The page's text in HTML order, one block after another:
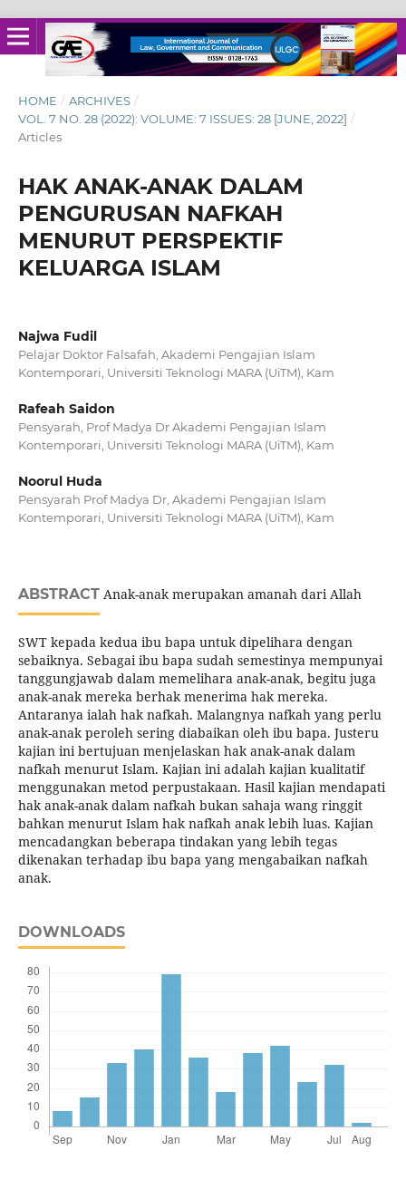
HOME / ARCHIVES /
VOL. 7 NO. 28 (2022): VOLUME: 7 ISSUES: 28 [JUNE, 2022] /
Articles
HAK ANAK-ANAK DALAM
PENGURUSAN NAFKAH
MENURUT PERSPEKTIF
KELUARGA ISLAM
Najwa Fudil
Pelajar Doktor Falsafah, Akademi Pengajian Islam
Kontemporari, Universiti Teknologi MARA (UiTM), Kam
Rafeah Saidon
Pensyarah, Prof Madya Dr Akademi Pengajian Islam
Kontemporari, Universiti Teknologi MARA (UiTM), Kam
Noorul Huda
Pensyarah Prof Madya Dr, Akademi Pengajian Islam
Kontemporari, Universiti Teknologi MARA (UiTM), Kam
ABSTRACTAnak-anak merupakan amanah dari Allah
SWT kepada kedua ibu bapa untuk dipelihara dengan
sebaiknya. Sebagai ibu bapa sudah semestinya mempunyai
tanggungjawab dalam memelihara anak-anak, begitu juga
anak-anak mereka berhak menerima hak mereka.
Antaranya ialah hak nafkah. Malangnya nafkah yang perlu
anak-anak peroleh sering diabaikan oleh ibu bapa. Justeru
kajian ini bertujuan menjelaskan hak anak-anak dalam
nafkah menurut Islam. Kajian ini adalah kajian kualitatif
menggunakan metod perpustakaan. Hasil kajian mendapati
hak anak-anak dalam nafkah bukan sahaja wang ringgit
bahkan menurut Islam hak nafkah anak lebih luas. Kajian
mencadangkan beberapa tindakan yang lebih tegas
dikenakan terhadap ibu bapa yang mengabaikan nafkah
anak.
DOWNLOADS